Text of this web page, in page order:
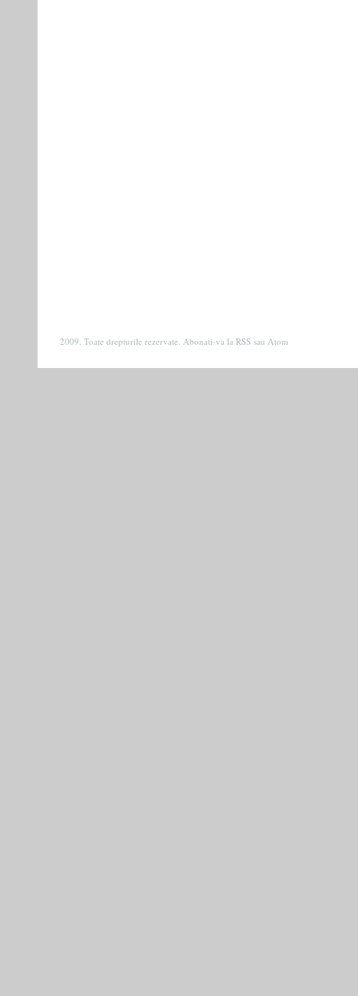
2009. Toate drepturile rezervate. Abonati-va la RSS sau Atom